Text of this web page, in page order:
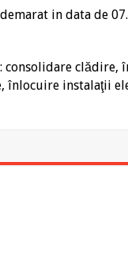
in data de
consolidare
înlocuire instalaţii